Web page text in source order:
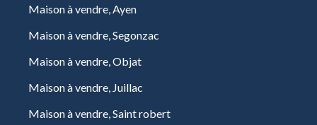
Maison à vendre, Ayen
Maison à vendre, Segonzac
Maison à vendre, Objat
Maison à vendre, Juillac
Maison à vendre, Saint robert